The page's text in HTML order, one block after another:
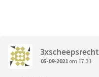
3xscheepsrecht
05-09-2021 om 17:31